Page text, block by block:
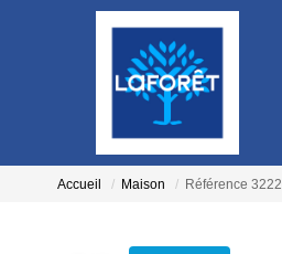
Accueil Maison Référence 3222